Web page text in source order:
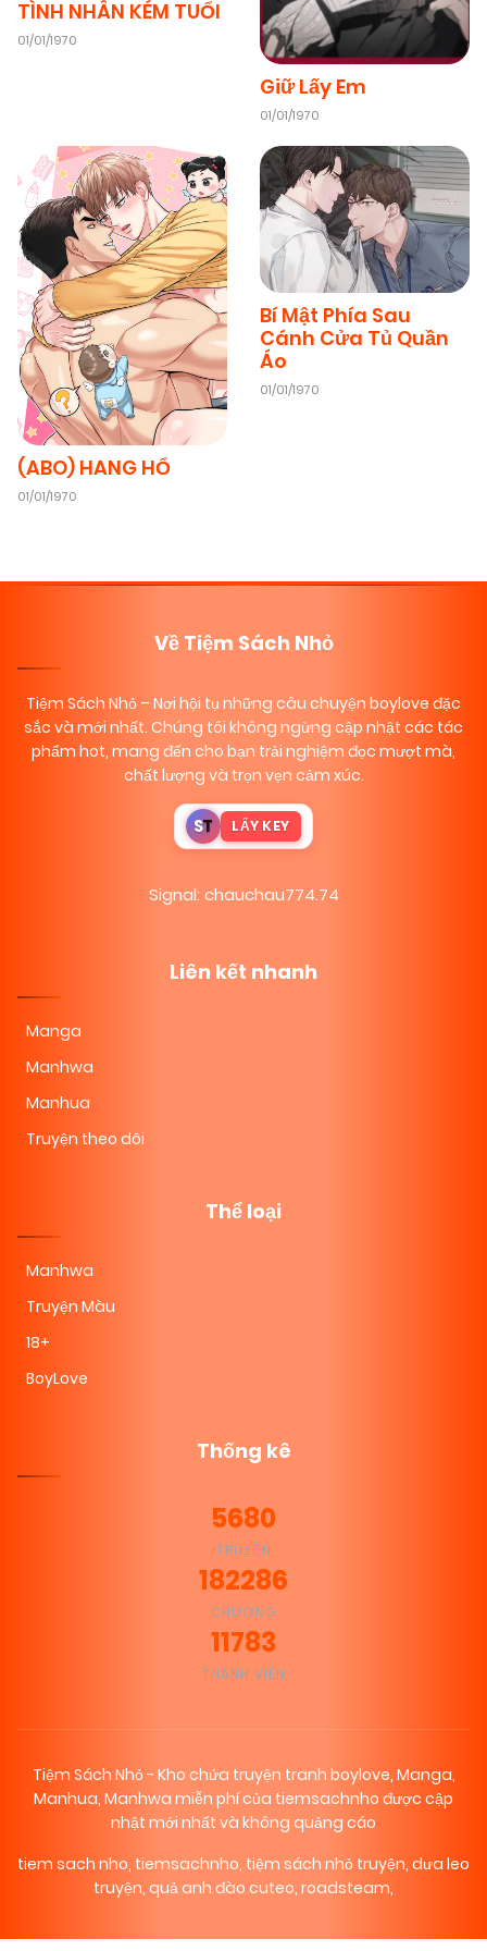
TÌNH NHÂN KÉM TUỔI
01/01/1970
Giữ Lấy Em
01/01/1970
(ABO) HANG HỔ
01/01/1970
Bí Mật Phía Sau
Cánh Cửa Tủ Quần
Áo
01/01/1970
Về Tiệm Sách Nhỏ
Tiệm Sách Nhỏ – Nơi hội tụ những câu chuyện boylove đặc
sắc và mới nhất. Chúng tôi không ngừng cập nhật các tác
phẩm hot, mang đến cho bạn trải nghiệm đọc mượt mà,
chất lượng và trọn vẹn cảm xúc.
ST LẤY KEY
Signal: chauchau774.74
Liên kết nhanh
Manga
Manhwa
Manhua
Truyện theo dõi
Thể loại
Manhwa
Truyện Màu
18+
BoyLove
Thống kê
5680
TRUYỆN
182286
CHƯƠNG
11783
THÀNH VIÊN
Tiệm Sách Nhỏ - Kho chứa truyện tranh boylove, Manga,
Manhua, Manhwa miễn phí của tiemsachnho được cập
nhật mới nhất và không quảng cáo
tiem sach nho, tiemsachnho, tiệm sách nhỏ truyện, dưa leo
truyện, quả anh đào cuteo, roadsteam,
₪